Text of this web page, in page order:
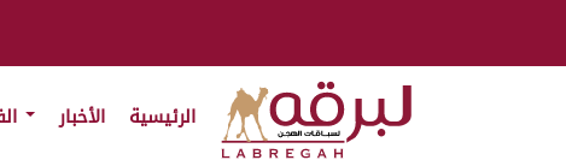
الرئيسية الأخبار